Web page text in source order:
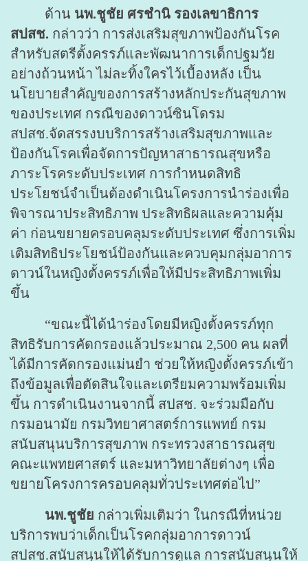
ด้าน นพ.ชูชัย ศรชำนิ รองเลขาธิการ
สปสช. กล่าวว่า การส่งเสริมสุขภาพป้องกันโรค
สำหรับสตรีตั้งครรภ์และพัฒนาการเด็กปฐมวัย
อย่างถ้วนหน้า ไม่ละทิ้งใครไว้เบื้องหลัง เป็น
นโยบายสำคัญของการสร้างหลักประกันสุขภาพ
ของประเทศ กรณีของดาวน์ซินโดรม
สปสช.จัดสรรงบบริการสร้างเสริมสุขภาพและ
ป้องกันโรคเพื่อจัดการปัญหาสาธารณสุขหรือ
ภาระโรคระดับประเทศ การกำหนดสิทธิ
ประโยชน์จำเป็นต้องดำเนินโครงการนำร่องเพื่อ
พิจารณาประสิทธิภาพ ประสิทธิผลและความคุ้ม
ค่า ก่อนขยายครอบคลุมระดับประเทศ ซึ่งการเพิ่ม
เติมสิทธิประโยชน์ป้องกันและควบคุมกลุ่มอาการ
ดาวน์ในหญิงตั้งครรภ์เพื่อให้มีประสิทธิภาพเพิ่ม
ขึ้น
“ขณะนี้ได้นำร่องโดยมีหญิงตั้งครรภ์ทุก
สิทธิรับการคัดกรองแล้วประมาณ 2,500 คน ผลที่
ได้มีการคัดกรองแม่นยำ ช่วยให้หญิงตั้งครรภ์เข้า
ถึงข้อมูลเพื่อตัดสินใจและเตรียมความพร้อมเพิ่ม
ขึ้น การดำเนินงานจากนี้ สปสช. จะร่วมมือกับ
กรมอนามัย กรมวิทยาศาสตร์การแพทย์ กรม
สนับสนุนบริการสุขภาพ กระทรวงสาธารณสุข
คณะแพทยศาสตร์ และมหาวิทยาลัยต่างๆ เพื่อ
ขยายโครงการครอบคลุมทั่วประเทศต่อไป”
นพ.ชูชัย กล่าวเพิ่มเติมว่า ในกรณีที่หน่วย
บริการพบว่าเด็กเป็นโรคกลุ่มอาการดาวน์
สปสช.สนับสนุนให้ได้รับการดูแล การสนับสนุนให้